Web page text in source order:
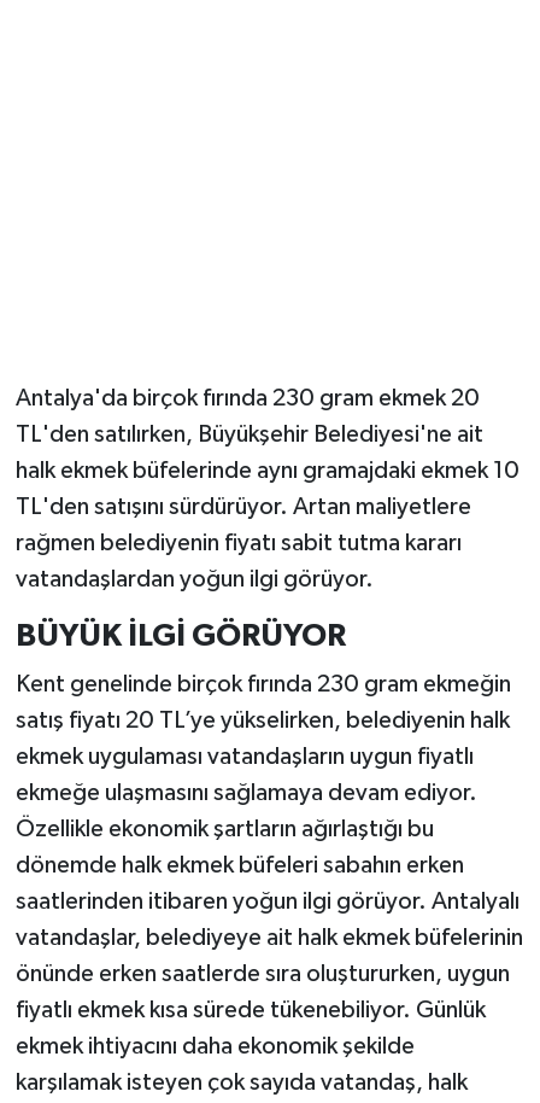
Antalya'da birçok fırında 230 gram ekmek 20
TL'den satılırken, Büyükşehir Belediyesi'ne ait
halk ekmek büfelerinde aynı gramajdaki ekmek 10
TL'den satışını sürdürüyor. Artan maliyetlere
rağmen belediyenin fiyatı sabit tutma kararı
vatandaşlardan yoğun ilgi görüyor.
BÜYÜK İLGİ GÖRÜYOR
Kent genelinde birçok fırında 230 gram ekmeğin
satış fiyatı 20 TL’ye yükselirken, belediyenin halk
ekmek uygulaması vatandaşların uygun fiyatlı
ekmeğe ulaşmasını sağlamaya devam ediyor.
Özellikle ekonomik şartların ağırlaştığı bu
dönemde halk ekmek büfeleri sabahın erken
saatlerinden itibaren yoğun ilgi görüyor. Antalyalı
vatandaşlar, belediyeye ait halk ekmek büfelerinin
önünde erken saatlerde sıra oluştururken, uygun
fiyatlı ekmek kısa sürede tükenebiliyor. Günlük
ekmek ihtiyacını daha ekonomik şekilde
karşılamak isteyen çok sayıda vatandaş, halk